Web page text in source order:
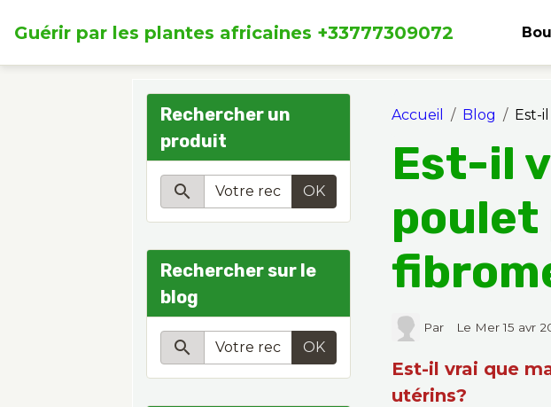
Guérir par les plantes africaines +33777309072
Accueil Blog Est-
Est-il
poulet
Par Le Mer 15 avr
Est-il vrai que
utérins?
Rechercher un
produit
OK
Rechercher sur le
blog
OK